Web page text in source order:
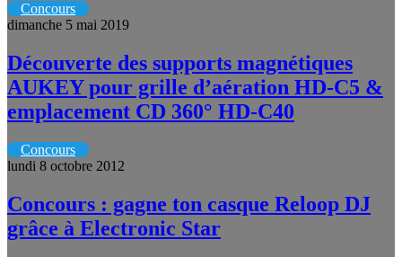
Concours
dimanche 5 mai 2019
Découverte des supports magnétiques
AUKEY pour grille d’aération HD-C5 &
emplacement CD 360° HD-C40
Concours
lundi 8 octobre 2012
Concours : gagne ton casque Reloop DJ
grâce à Electronic Star